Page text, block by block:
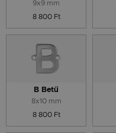
9x9 mm
8 800 Ft
B Betű
8x10 mm
8 800 Ft